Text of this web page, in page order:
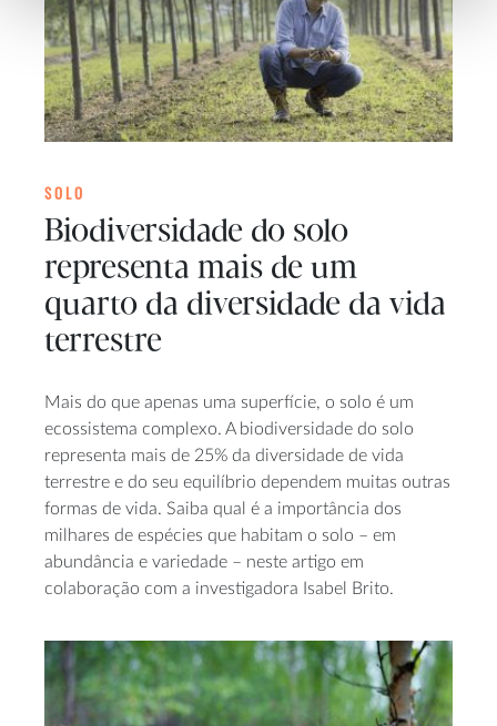
SOLO
Biodiversidade do solo
representa mais de um
quarto da diversidade da vida
terrestre
Mais do que apenas uma superfície, o solo é um
ecossistema complexo. A biodiversidade do solo
representa mais de 25% da diversidade de vida
terrestre e do seu equilíbrio dependem muitas outras
formas de vida. Saiba qual é a importância dos
milhares de espécies que habitam o solo – em
abundância e variedade – neste artigo em
colaboração com a investigadora Isabel Brito.